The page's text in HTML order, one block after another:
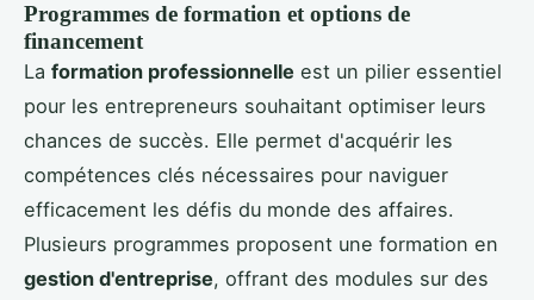
Programmes de formation et options de
financement
La formation professionnelle est un pilier essentiel
pour les entrepreneurs souhaitant optimiser leurs
chances de succès. Elle permet d'acquérir les
compétences clés nécessaires pour naviguer
efficacement les défis du monde des affaires.
Plusieurs programmes proposent une formation en
gestion d'entreprise, offrant des modules sur des